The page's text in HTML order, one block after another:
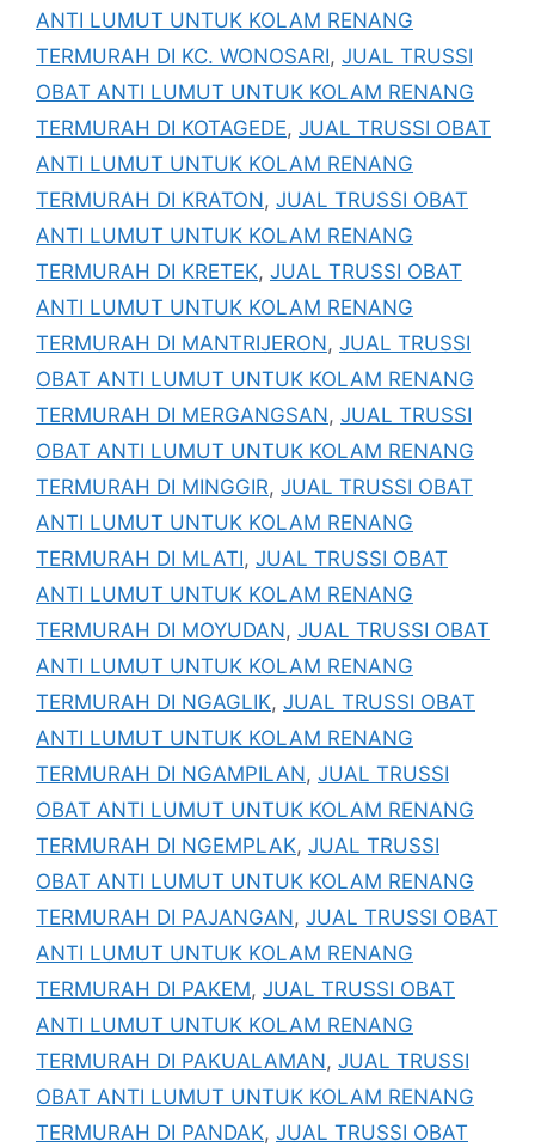
ANTI LUMUT UNTUK KOLAM RENANG
TERMURAH DI KC. WONOSARI, JUAL TRUSSI
OBAT ANTI LUMUT UNTUK KOLAM RENANG
TERMURAH DI KOTAGEDE, JUAL TRUSSI OBAT
ANTI LUMUT UNTUK KOLAM RENANG
TERMURAH DI KRATON, JUAL TRUSSI OBAT
ANTI LUMUT UNTUK KOLAM RENANG
TERMURAH DI KRETEK, JUAL TRUSSI OBAT
ANTI LUMUT UNTUK KOLAM RENANG
TERMURAH DI MANTRIJERON, JUAL TRUSSI
OBAT ANTI LUMUT UNTUK KOLAM RENANG
TERMURAH DI MERGANGSAN, JUAL TRUSSI
OBAT ANTI LUMUT UNTUK KOLAM RENANG
TERMURAH DI MINGGIR, JUAL TRUSSI OBAT
ANTI LUMUT UNTUK KOLAM RENANG
TERMURAH DI MLATI, JUAL TRUSSI OBAT
ANTI LUMUT UNTUK KOLAM RENANG
TERMURAH DI MOYUDAN, JUAL TRUSSI OBAT
ANTI LUMUT UNTUK KOLAM RENANG
TERMURAH DI NGAGLIK, JUAL TRUSSI OBAT
ANTI LUMUT UNTUK KOLAM RENANG
TERMURAH DI NGAMPILAN, JUAL TRUSSI
OBAT ANTI LUMUT UNTUK KOLAM RENANG
TERMURAH DI NGEMPLAK, JUAL TRUSSI
OBAT ANTI LUMUT UNTUK KOLAM RENANG
TERMURAH DI PAJANGAN, JUAL TRUSSI OBAT
ANTI LUMUT UNTUK KOLAM RENANG
TERMURAH DI PAKEM, JUAL TRUSSI OBAT
ANTI LUMUT UNTUK KOLAM RENANG
TERMURAH DI PAKUALAMAN, JUAL TRUSSI
OBAT ANTI LUMUT UNTUK KOLAM RENANG
TERMURAH DI PANDAK, JUAL TRUSSI OBAT